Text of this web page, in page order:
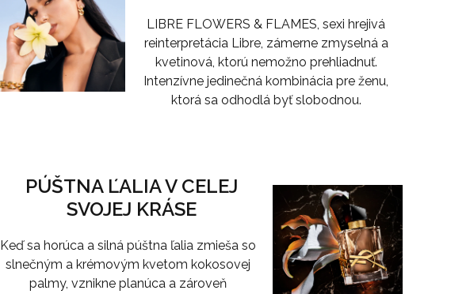
LIBRE FLOWERS & FLAMES, sexi hrejivá
reinterpretácia Libre, zámerne zmyselná a
kvetinová, ktorú nemožno prehliadnuť.
Intenzívne jedinečná kombinácia pre ženu,
ktorá sa odhodlá byť slobodnou.
PÚŠTNA ĽALIA V CELEJ
SVOJEJ KRÁSE
Keď sa horúca a silná púštna ľalia zmieša so
slnečným a krémovým kvetom kokosovej
palmy, vznikne planúca a zároveň